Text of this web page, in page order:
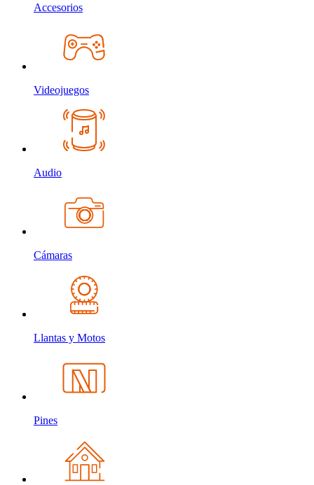
Accesorios
Videojuegos
Audio
Cámaras
Llantas y Motos
Pines